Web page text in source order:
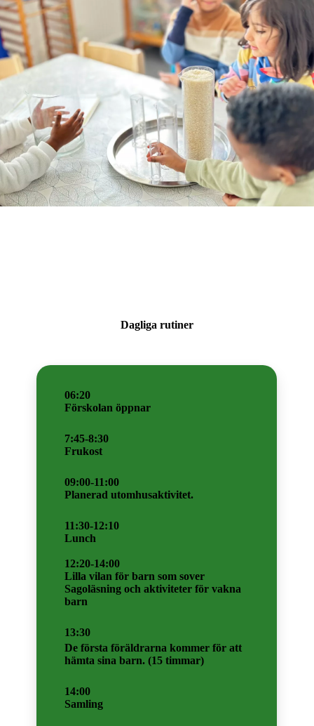
Dagliga rutiner
06:20
Förskolan öppnar
7:45-8:30
Frukost
09:00-11:00
Planerad utomhusaktivitet.
11:30-12:10
Lunch
12:20-14:00
Lilla vilan för barn som sover
Sagoläsning och aktiviteter för vakna
barn
13:30
De första föräldrarna kommer för att
hämta sina barn. (15 timmar)
14:00
Samling